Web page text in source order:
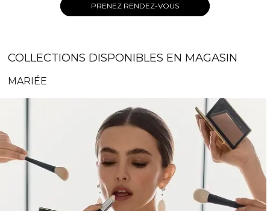
PRENEZ RENDEZ-VOUS
COLLECTIONS DISPONIBLES EN MAGASIN
MARIÉE